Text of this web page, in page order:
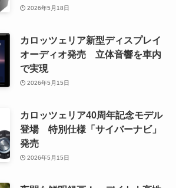
2026年5月18日
カロッツェリア新型ディスプレイ
オーディオ発売 立体音響を車内
で実現
2026年5月15日
カロッツェリア40周年記念モデル
登場 特別仕様「サイバーナビ」
発売
2026年5月15日